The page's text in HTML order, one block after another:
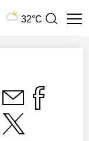
32°C
Suchbegriff